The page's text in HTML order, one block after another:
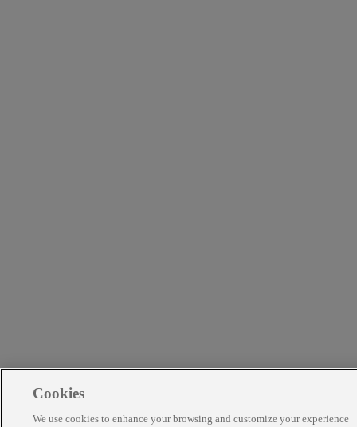
Cookies
We use cookies to enhance your browsing and customize your experience